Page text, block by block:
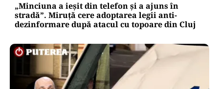
„Minciuna a ieșit din telefon și a ajuns în
stradă”. Miruță cere adoptarea legii anti-
dezinformare după atacul cu topoare din Cluj